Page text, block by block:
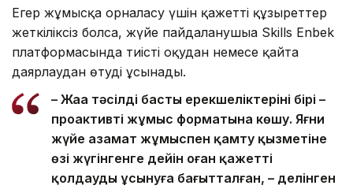
Егер жұмысқа орналасу үшін қажетті құзыреттер
жеткіліксіз болса, жүйе пайдаланушыға Skills Enbek
платформасында тиісті оқудан немесе қайта
даярлаудан өтуді ұсынады.
– Жаңа тәсілдің басты ерекшеліктерінің бірі –
проактивті жұмыс форматына көшу. Яғни
жүйе азамат жұмыспен қамту қызметіне
өзі жүгінгенге дейін оған қажетті
қолдауды ұсынуға бағытталған, – делінген